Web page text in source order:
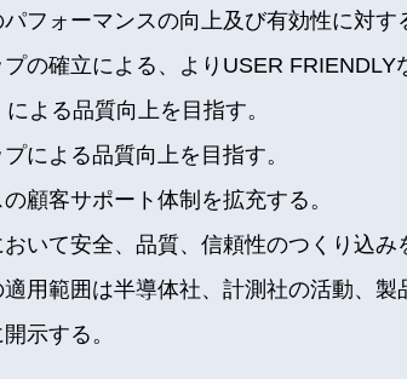
フォーマンスの向上及び有効性に対す
の確立による、よりUSER FRIENDLY
よる品質向上を目指す。
による品質向上を目指す。
顧客サポート体制を拡充する。
いて安全、品質、信頼性のつくり込み
用範囲は半導体社、計測社の活動、製
示する。